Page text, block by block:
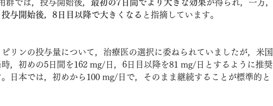
群では，投与開始後， 最初の7日間でより大きな効果が得られ，一方，
与開始後，8日目以降で大きくなる と指摘しています。
リンの投与量について，治療医の選択に委ねられていましたが，米国
，初めの5日間を162 mg/日，6日目以降を81 mg/日とするように推奨
日本では，初めから100 mg/日で，そのまま継続することが標準的と